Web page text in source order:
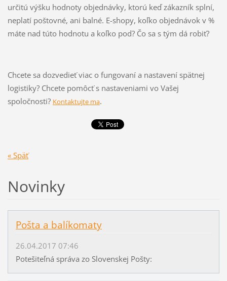
určitú výšku hodnoty objednávky, ktorú keď zákazník splní,
neplatí poštovné, ani balné. E-shopy, koľko objednávok v %
máte nad túto hodnotu a koľko pod? Čo sa s tým dá robiť?
Chcete sa dozvedieť viac o fungovaní a nastavení spätnej
logistiky? Chcete pomôcť s nastaveniami vo Vašej
spoločnosti? Kontaktujte ma.
« Späť
Novinky
Pošta a balíkomaty
26.04.2017 07:46
Potešiteľná správa zo Slovenskej Pošty: